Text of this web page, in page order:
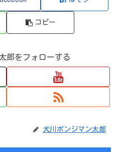
コピー
郎をフォローする
犬川ポンジマン太郎